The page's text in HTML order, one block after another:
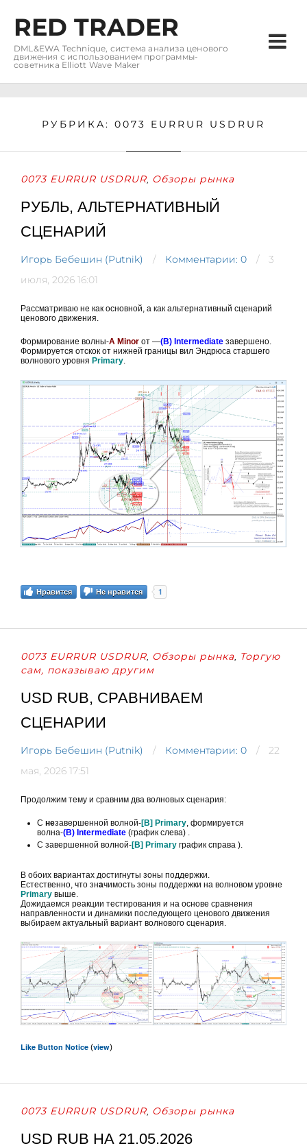
RED TRADER
DML&EWA Technique, система анализа ценового
движения с использованием программы-
советника Elliott Wave Maker
РУБРИКА: 0073 EURRUR USDRUR
0073 EURRUR USDRUR, Обзоры рынка
РУБЛЬ, АЛЬТЕРНАТИВНЫЙ
СЦЕНАРИЙ
Игорь Бебешин (Putnik) Комментарии: 0
3
июля, 2026 16:01
Рассматриваю не как основной, а как альтернативный сценарий
ценового движения.
Формирование волны-A Minor от —(В) Intermediate завершено.
Формируется отскок от нижней границы вил Эндрюса старшего
волнового уровня Primary.
Нравится 1
Не нравится
0073 EURRUR USDRUR Обзоры рынка Торгую
сам, показываю другим
USD RUB, СРАВНИВАЕМ
СЦЕНАРИИ
Игорь Бебешин (Putnik) Комментарии: 0
22
мая, 2026 17:51
Продолжим тему и сравним два волновых сценария:
С незавершенной волной-[B] Primary, формируется
волна-(B) Intermediate (график слева) .
С завершенной волной-[B] Primary график справа ).
В обоих вариантах достигнуты зоны поддержки.
Естественно, что значимость зоны поддержки на волновом уровне
Primary выше.
Дожидаемся реакции тестирования и на основе сравнения
направленности и динамики последующего ценового движения
выбираем актуальный вариант волнового сценария.
Like Button Notice (view)
0073 EURRUR USDRUR Обзоры рынка
USD RUB НА 21.05.2026